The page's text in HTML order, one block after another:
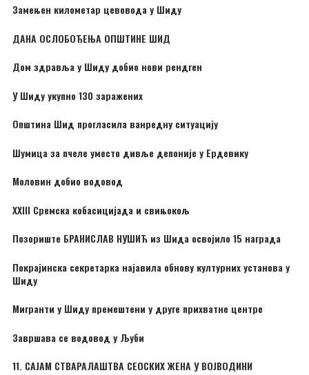
Замењен километар цевовода у Шиду
ДАНА ОСЛОБОЂЕЊА ОПШТИНЕ ШИД
Дом здравља у Шиду добио нови рендген
У Шиду укупно 130 заражених
Општина Шид прогласила ванредну ситуацију
Шумица за пчеле уместо дивље депоније у Ердевику
Моловин добио водовод
XXIII Сремска кобасицијада и свињокољ
Позориште БРАНИСЛАВ НУШИЋ из Шида освојило 15 награда
Покрајинска секретарка најавила обнову културних установа у
Шиду
Мигранти у Шиду премештени у друге прихватне центре
Завршава се водовод у Љуби
11. САЈАМ СТВАРАЛАШТВА СЕОСКИХ ЖЕНА У ВОЈВОДИНИ